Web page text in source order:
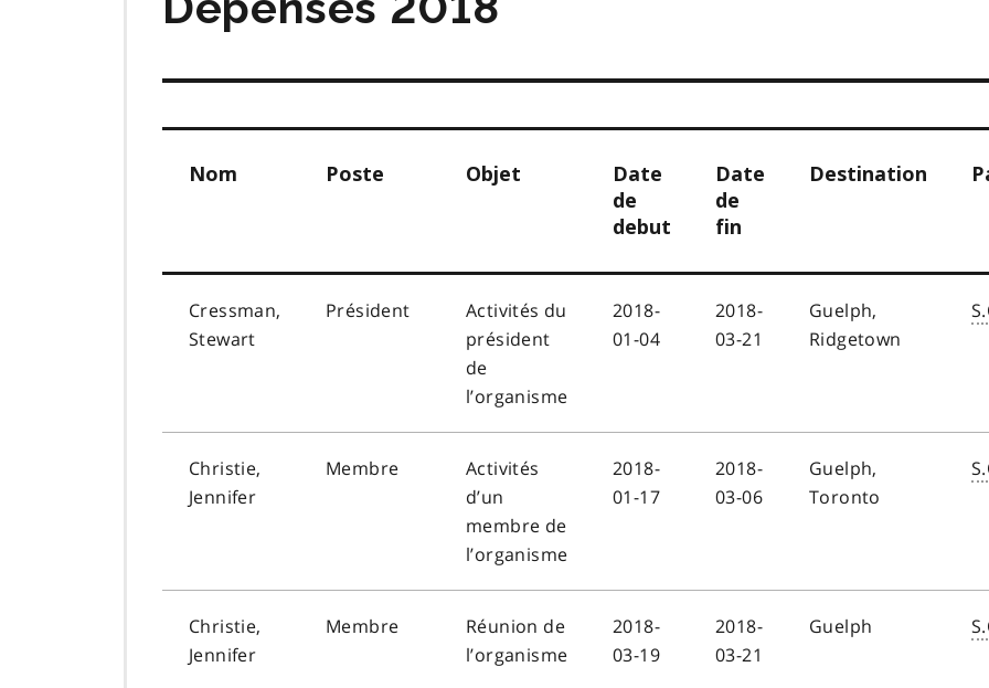
Nom Poste Objet
Date
de
debut
Date
de
fin
Destination
Cressman,
Stewart
Président
Activités du
président
de
l’organisme
2018-
01-04
2018-
03-21
Guelph,
Ridgetown
Christie,
Jennifer
Membre
Activités
d’un
membre de
l’organisme
2018-
01-17
2018-
03-06
Guelph,
Toronto
Christie,
Jennifer
Membre
Réunion de
l’organisme
2018-
03-19
2018-
03-21
Guelph